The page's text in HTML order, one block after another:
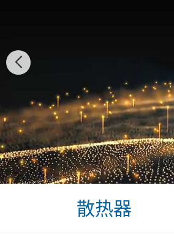
散热器